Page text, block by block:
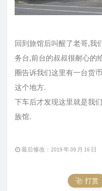
回到旅馆后叫醒了老哥,我
务台,前台的叔叔很耐心的
圈告诉我们这里有一台货
这个地方.
下车后才发现这里就是我
族馆.
最后修改：2019 年 09 月 16 日
打赏